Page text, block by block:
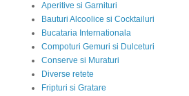
Aperitive si Garnituri
Bauturi Alcoolice si Cocktailuri
Bucataria Internationala
Compoturi Gemuri si Dulceturi
Conserve si Muraturi
Diverse retete
Fripturi si Gratare